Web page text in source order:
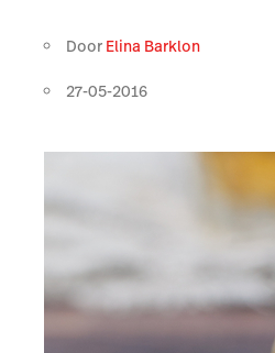
Door Elina Barklon
27-05-2016